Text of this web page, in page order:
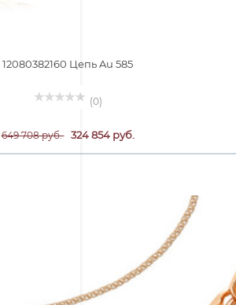
12080382160 Цепь Au 585
(0)
649 708 руб. 324 854 руб.